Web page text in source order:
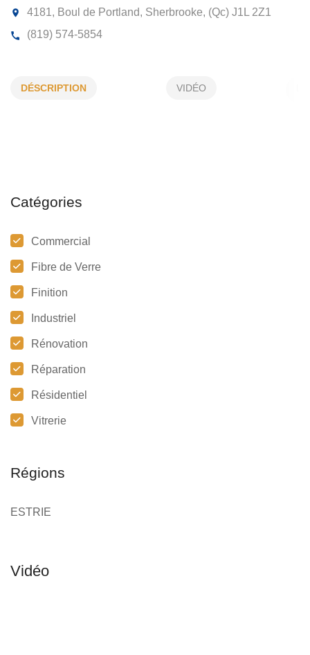
PRODUITS ADOTTA CANADA
DÉSCRIPTION VIDÉO
Catégories
Commercial
Fibre de Verre
Finition
Industriel
Rénovation
Réparation
Résidentiel
Vitrerie
Régions
ESTRIE